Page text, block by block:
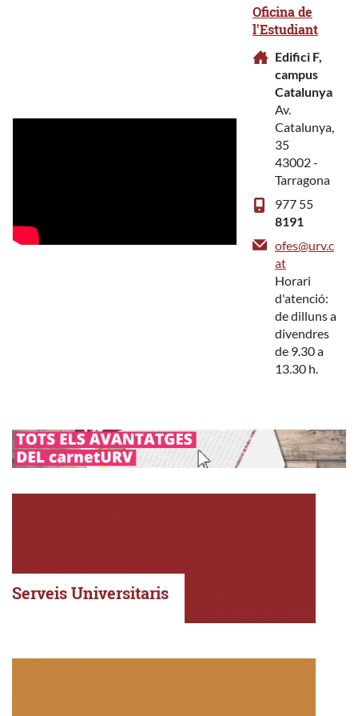
Oficina de
l'Estudiant
Edifici F,
campus
Catalunya
Av.
Catalunya,
35
43002 -
Tarragona
977 55
8191
ofes@urv.c
at
Horari
d'atenció:
de dilluns a
divendres
de 9.30 a
13.30 h.
Serveis Universitaris